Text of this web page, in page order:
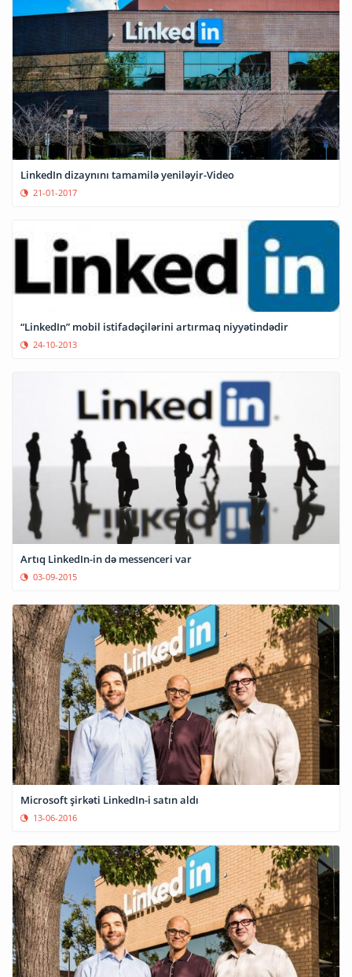
LinkedIn dizaynını tamamilə yeniləyir-Video
21-01-2017
“LinkedIn” mobil istifadəçilərini artırmaq niyyətindədir
24-10-2013
Artıq LinkedIn-in də messenceri var
03-09-2015
Microsoft şirkəti LinkedIn-i satın aldı
13-06-2016